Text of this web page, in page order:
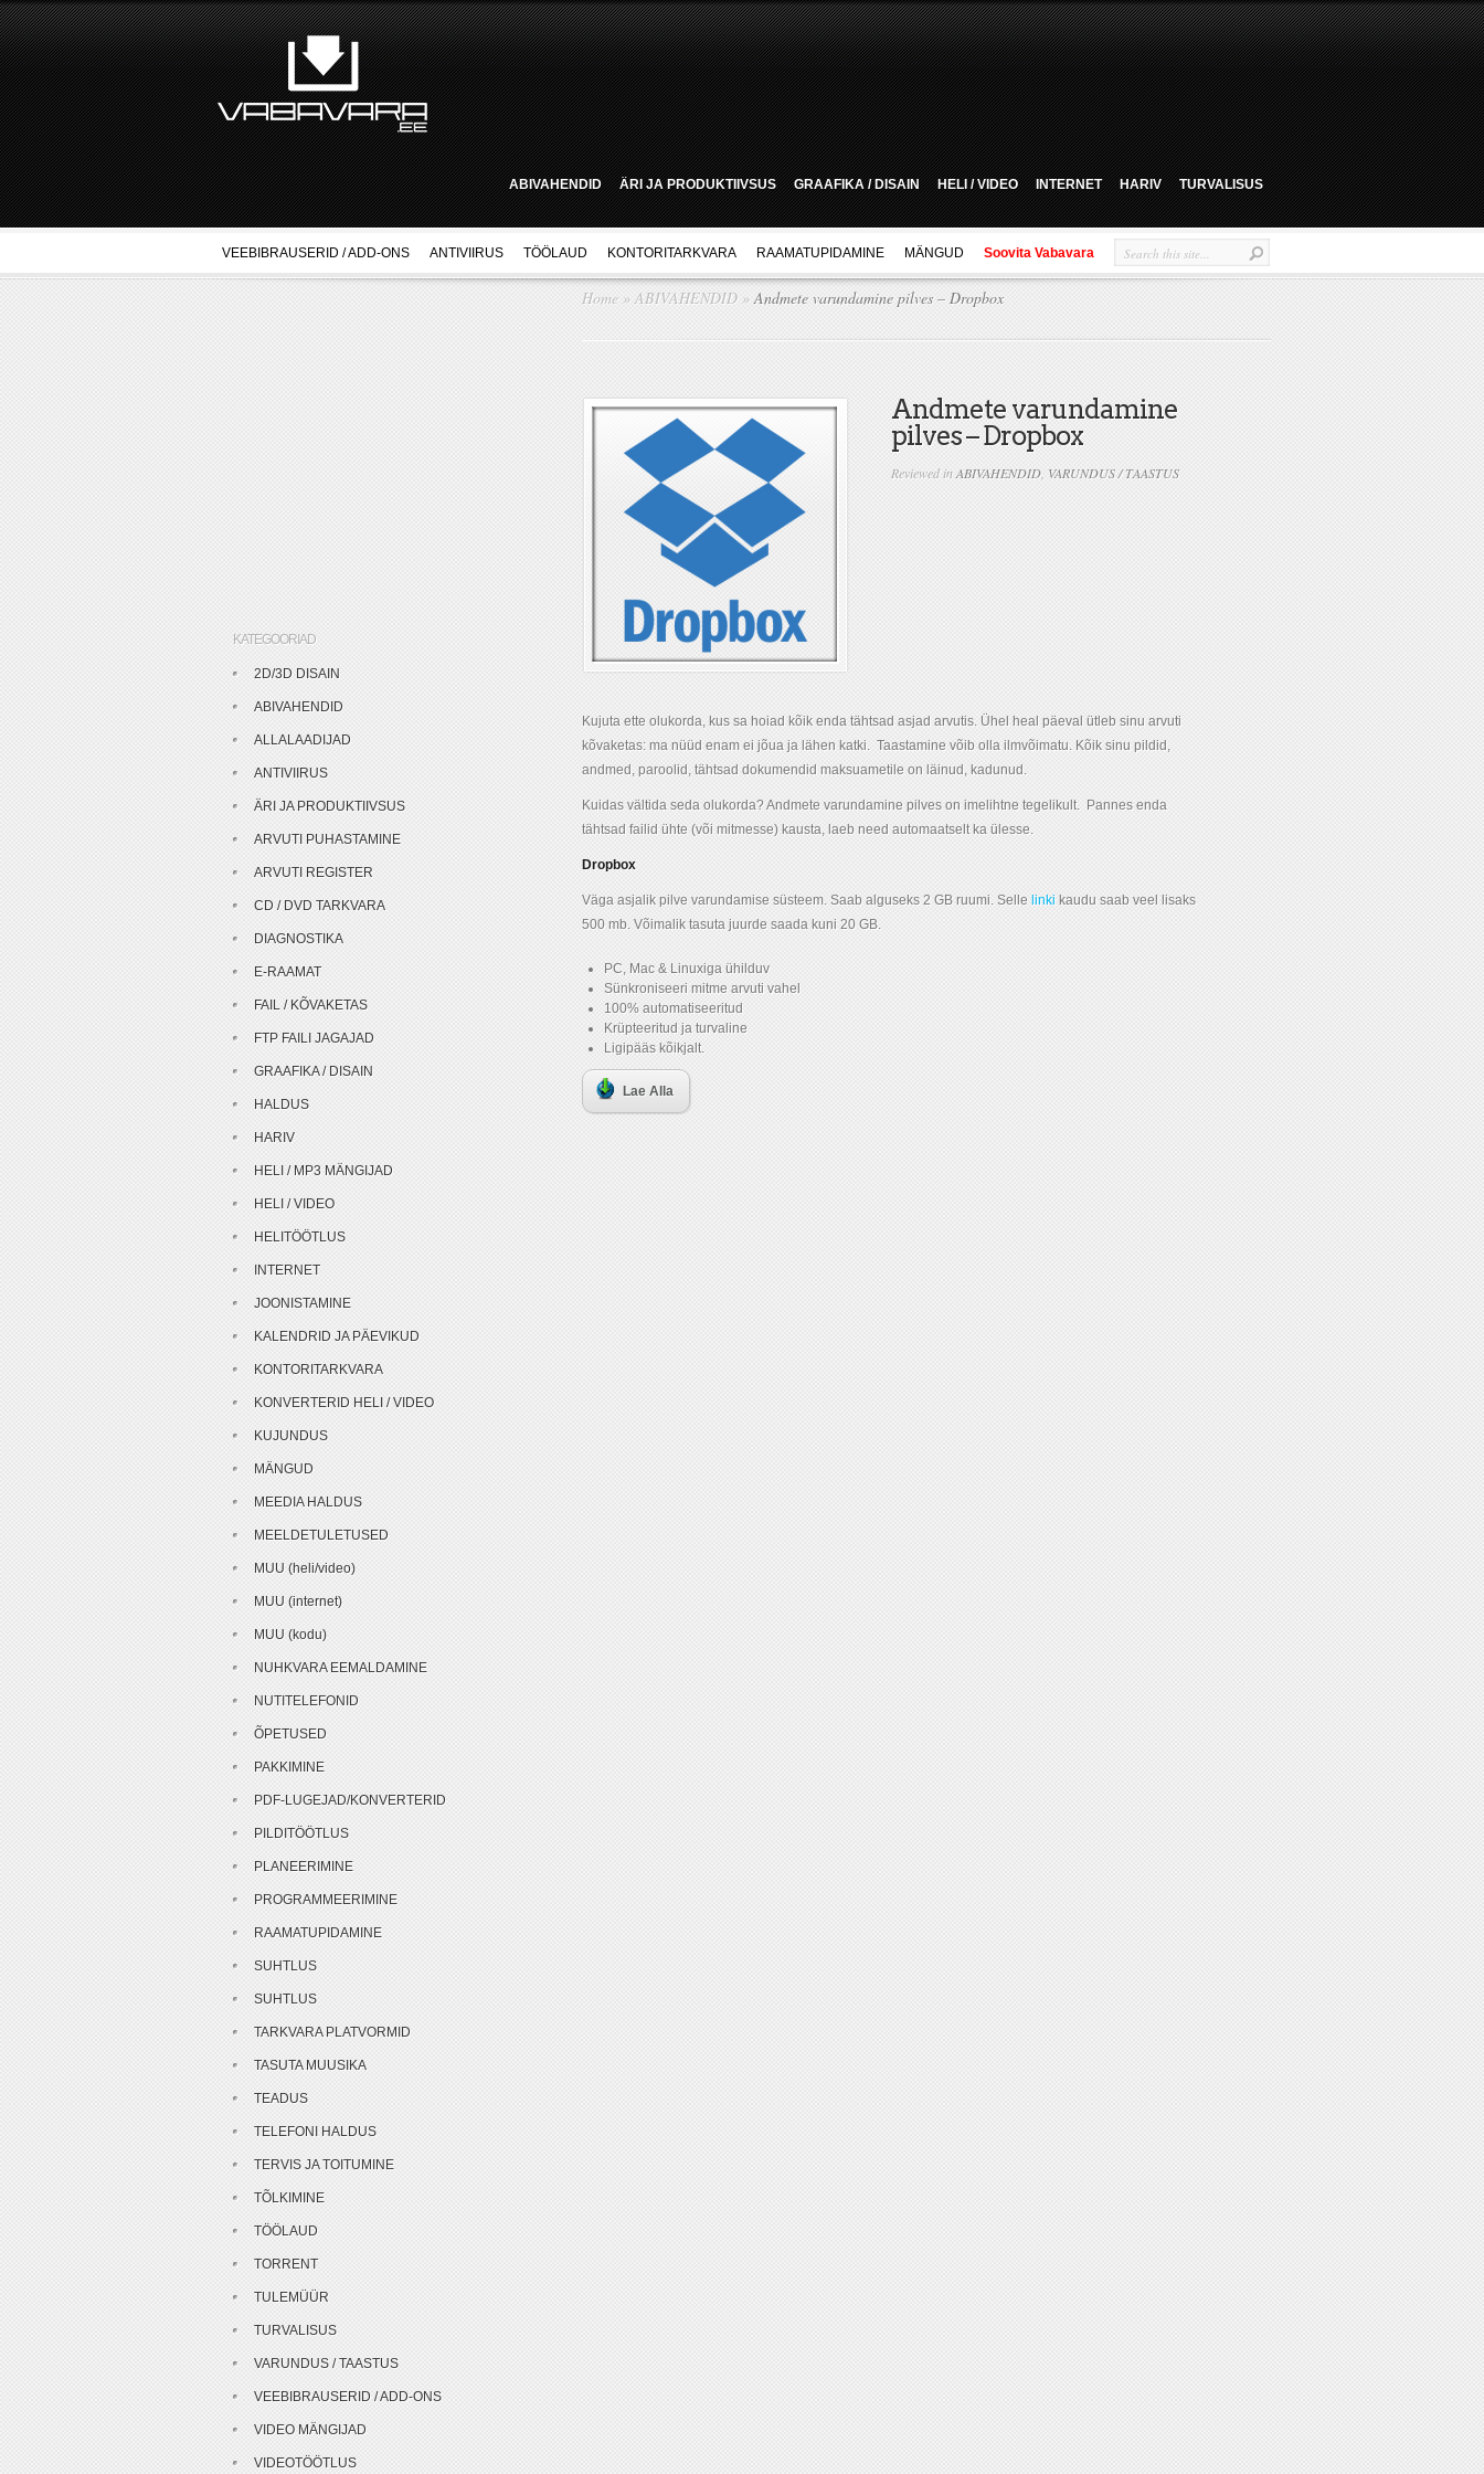
ABIVAHENDID ÄRI JA PRODUKTIIVSUS GRAAFIKA / DISAIN HELI / VIDEO INTERNET HARIV TURVALISUS
VEEBIBRAUSERID / ADD-ONS ANTIVIIRUS TÖÖLAUD KONTORITARKVARA RAAMATUPIDAMINE MÄNGUD Soovita Vabavara
Home » ABIVAHENDID »Andmete varundamine pilves – Dropbox
Andmete varundamine
pilves – Dropbox
Reviewed inABIVAHENDID VARUNDUS / TAASTUS
Kujuta ette olukorda, kus sa hoiad kõik enda tähtsad asjad arvutis. Ühel heal päeval ütleb sinu arvuti
kõvaketas: ma nüüd enam ei jõua ja lähen katki. Taastamine võib olla ilmvõimatu. Kõik sinu pildid,
andmed, paroolid, tähtsad dokumendid maksuametile on läinud, kadunud.
Kuidas vältida seda olukorda? Andmete varundamine pilves on imelihtne tegelikult. Pannes enda
tähtsad failid ühte (või mitmesse) kausta, laeb need automaatselt ka ülesse.
Dropbox
Väga asjalik pilve varundamise süsteem. Saab alguseks 2 GB ruumi. Selle linki kaudu saab veel lisaks
500 mb. Võimalik tasuta juurde saada kuni 20 GB.
PC, Mac & Linuxiga ühilduv
Sünkroniseeri mitme arvuti vahel
100% automatiseeritud
Krüpteeritud ja turvaline
Ligipääs kõikjalt.
Lae Alla
KATEGOORIAD
2D/3D DISAIN
ABIVAHENDID
ALLALAADIJAD
ANTIVIIRUS
ÄRI JA PRODUKTIIVSUS
ARVUTI PUHASTAMINE
ARVUTI REGISTER
CD / DVD TARKVARA
DIAGNOSTIKA
E-RAAMAT
FAIL / KÕVAKETAS
FTP FAILI JAGAJAD
GRAAFIKA / DISAIN
HALDUS
HARIV
HELI / MP3 MÄNGIJAD
HELI / VIDEO
HELITÖÖTLUS
INTERNET
JOONISTAMINE
KALENDRID JA PÄEVIKUD
KONTORITARKVARA
KONVERTERID HELI / VIDEO
KUJUNDUS
MÄNGUD
MEEDIA HALDUS
MEELDETULETUSED
MUU (heli/video)
MUU (internet)
MUU (kodu)
NUHKVARA EEMALDAMINE
NUTITELEFONID
ÕPETUSED
PAKKIMINE
PDF-LUGEJAD/KONVERTERID
PILDITÖÖTLUS
PLANEERIMINE
PROGRAMMEERIMINE
RAAMATUPIDAMINE
SUHTLUS
SUHTLUS
TARKVARA PLATVORMID
TASUTA MUUSIKA
TEADUS
TELEFONI HALDUS
TERVIS JA TOITUMINE
TÕLKIMINE
TÖÖLAUD
TORRENT
TULEMÜÜR
TURVALISUS
VARUNDUS / TAASTUS
VEEBIBRAUSERID / ADD-ONS
VIDEO MÄNGIJAD
VIDEOTÖÖTLUS